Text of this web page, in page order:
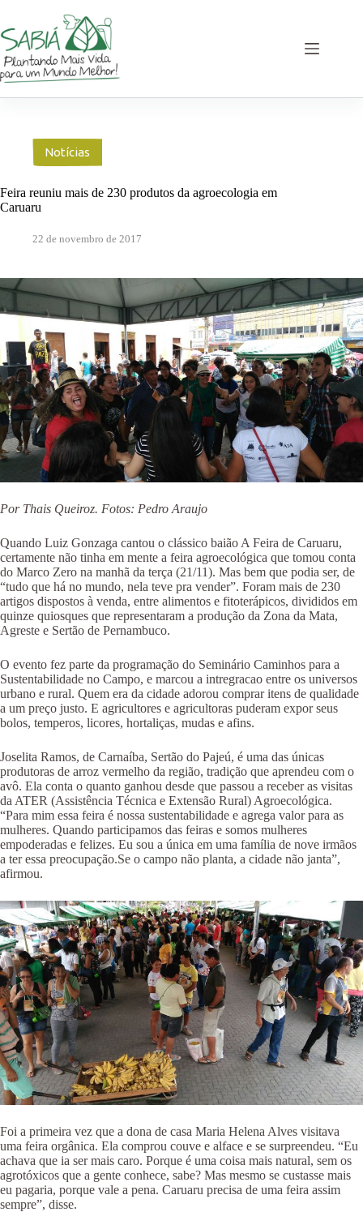
o
conteúdo
Notícias
Feira reuniu mais de 230 produtos da agroecologia em
Caruaru
22 de novembro de 2017
Por Thais Queiroz. Fotos: Pedro Araujo
Quando Luiz Gonzaga cantou o clássico baião A Feira de Caruaru,
certamente não tinha em mente a feira agroecológica que tomou conta
do Marco Zero na manhã da terça (21/11). Mas bem que podia ser, de
“tudo que há no mundo, nela teve pra vender”. Foram mais de 230
artigos dispostos à venda, entre alimentos e fitoterápicos, divididos em
quinze quiosques que representaram a produção da Zona da Mata,
Agreste e Sertão de Pernambuco.
O evento fez parte da programação do Seminário Caminhos para a
Sustentabilidade no Campo, e marcou a intregracao entre os universos
urbano e rural. Quem era da cidade adorou comprar itens de qualidade
a um preço justo. E agricultores e agricultoras puderam expor seus
bolos, temperos, licores, hortaliças, mudas e afins.
Joselita Ramos, de Carnaíba, Sertão do Pajeú, é uma das únicas
produtoras de arroz vermelho da região, tradição que aprendeu com o
avô. Ela conta o quanto ganhou desde que passou a receber as visitas
da ATER (Assistência Técnica e Extensão Rural) Agroecológica.
“Para mim essa feira é nossa sustentabilidade e agrega valor para as
mulheres. Quando participamos das feiras e somos mulheres
empoderadas e felizes. Eu sou a única em uma família de nove irmãos
a ter essa preocupação.Se o campo não planta, a cidade não janta”,
afirmou.
Foi a primeira vez que a dona de casa Maria Helena Alves visitava
uma feira orgânica. Ela comprou couve e alface e se surpreendeu. “Eu
achava que ia ser mais caro. Porque é uma coisa mais natural, sem os
agrotóxicos que a gente conhece, sabe? Mas mesmo se custasse mais
eu pagaria, porque vale a pena. Caruaru precisa de uma feira assim
sempre”, disse.